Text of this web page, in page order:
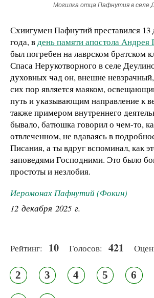
Могилка отца Пафнутия в селе
Схиигумен Пафнутий преставился 13
года, в день памяти апостола Андрея
был погребен на лаврском братском
Спаса Нерукотворного в селе
духовных чад он, внешне
сих пор является маяком,
путь и указывающим направление к
также примером внутреннего
бывало, батюшка говорил о чем-то,
отвлеченном, не вдаваясь в
Писания, а ты вдруг вспоминал, как
заповедями Господними. Это было
простоты и незлобия.
Иеромонах Пафнутий (Фокин)
12 декабря 2025 г.
Рейтинг: 10 Голосов: 421
2 3 4 5 6